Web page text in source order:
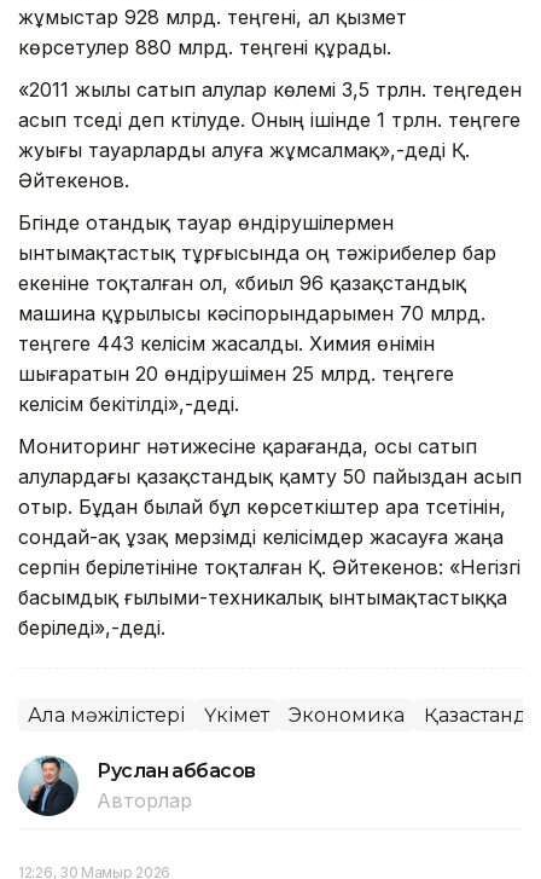
жұмыстар 928 млрд. теңгені, ал қызмет
көрсетулер 880 млрд. теңгені құрады.
«2011 жылы сатып алулар көлемі 3,5 трлн. теңгеден
асып түседі деп күтілуде. Оның ішінде 1 трлн. теңгеге
жуығы тауарларды алуға жұмсалмақ»,-деді Қ.
Әйтекенов.
Бүгінде отандық тауар өндірушілермен
ынтымақтастық тұрғысында оң тәжірибелер бар
екеніне тоқталған ол, «биыл 96 қазақстандық
машина құрылысы кәсіпорындарымен 70 млрд.
теңгеге 443 келісім жасалды. Химия өнімін
шығаратын 20 өндірушімен 25 млрд. теңгеге
келісім бекітілді»,-деді.
Мониторинг нәтижесіне қарағанда, осы сатып
алулардағы қазақстандық қамту 50 пайыздан асып
отыр. Бұдан былай бұл көрсеткіштер ара түсетінін,
сондай-ақ ұзақ мерзімді келісімдер жасауға жаңа
серпін берілетініне тоқталған Қ. Әйтекенов: «Негізгі
басымдық ғылыми-техникалық ынтымақтастыққа
беріледі»,-деді.
Алқа мәжілістері Үкімет Экономика
Руслан Ғаббасов
Авторлар
12:26, 30 Мамыр 2026